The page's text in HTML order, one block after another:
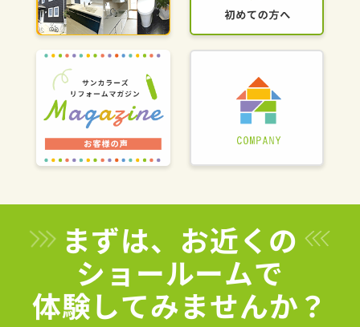
まずは、お近くの
ショールームで
体験してみませんか？